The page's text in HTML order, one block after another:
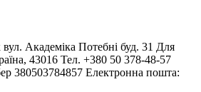
Академіка Потебні буд. 31 Для
43016 Тел. +380 50 378-48-57
380503784857 Електронна пошта: